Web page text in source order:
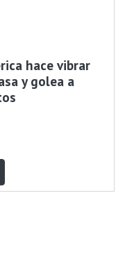
hace vibrar
y golea a